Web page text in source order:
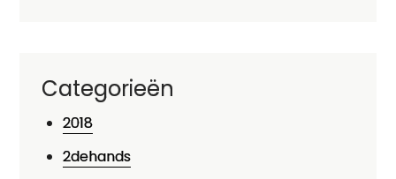
Categorieën
2018
2dehands